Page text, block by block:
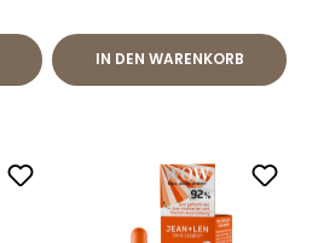
IN DEN WARENKORB